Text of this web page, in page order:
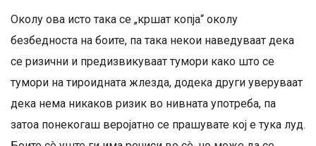
Околу ова исто така се „кршат копја“ околу
безбедноста на боите, па така некои наведуваат дека
се ризични и предизвикуваат тумори како што се
тумори на тироидната жлезда, додека други уверуваат
дека нема никаков ризик во нивната употреба, па
затоа понекогаш веројатно се прашувате кој е тука луд.